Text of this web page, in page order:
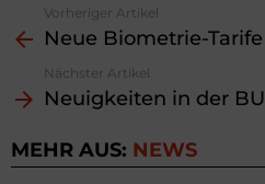
more
Vorheriger Artikel
Neue Biometrie-Tarife
Nächster Artikel
Neuigkeiten in der BU
MEHR AUS: NEWS